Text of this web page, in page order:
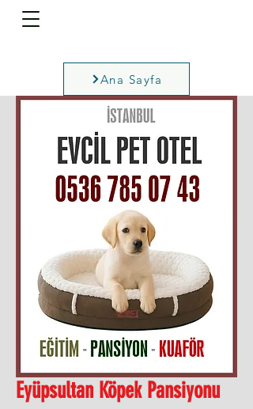
Ana Sayfa
Eyüpsultan Köpek Pansiyonu